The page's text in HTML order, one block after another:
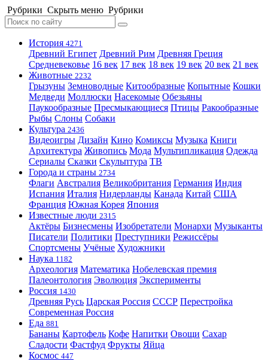
Рубрики Скрыть меню Рубрики
История 4271
Древний Египет Древний Рим Древняя Греция
Средневековье 16 век 17 век 18 век 19 век 20 век 21 век
Животные 2232
Грызуны Земноводные Китообразные Копытные Кошки
Медведи Моллюски Насекомые Обезьяны
Паукообразные Пресмыкающиеся Птицы Ракообразные
Рыбы Слоны Собаки
Культура 2436
Видеоигры Дизайн Кино Комиксы Музыка Книги
Архитектура Живопись Мода Мультипликация Одежда
Сериалы Сказки Скульптура ТВ
Города и страны 2734
Флаги Австралия Великобритания Германия Индия
Испания Италия Нидерланды Канада Китай США
Франция Южная Корея Япония
Известные люди 2315
Актёры Бизнесмены Изобретатели Монархи Музыканты
Писатели Политики Преступники Режиссёры
Спортсмены Учёные Художники
Наука 1182
Археология Математика Нобелевская премия
Палеонтология Эволюция Эксперименты
Россия 1430
Древняя Русь Царская Россия СССР Перестройка
Современная Россия
Еда 881
Бананы Картофель Кофе Напитки Овощи Сахар
Сладости Фастфуд Фрукты Яйца
Космос 447